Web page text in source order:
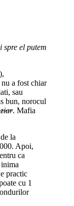
el putem
a fost chiar
sau
bun, norocul
. Mafia
la
Apoi,
ca
practic
cu 1